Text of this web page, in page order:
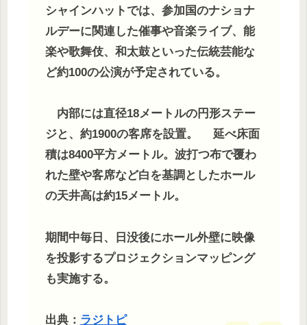
シャインハットでは、参加国のナショナ
ルデーに関連した催事や音楽ライブ、能
楽や歌舞伎、和太鼓といった伝統芸能な
ど約100の公演が予定されている。
内部には直径18メートルの円形ステー
ジと、約1900の客席を設置。 延べ床面
積は8400平方メートル。波打つ布で覆わ
れた壁や客席など白を基調としたホール
の天井高は約15メートル。
期間中毎日、日没後にホール外壁に映像
を投影するプロジェクションマッピング
も実施する。
出典： ラジトピ